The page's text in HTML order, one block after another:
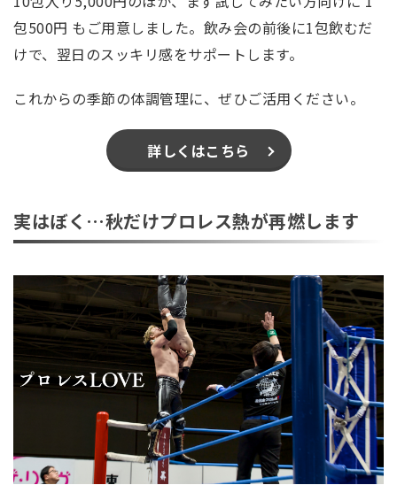
包500円 もご用意しました。飲み会の前後に1包飲むだ
けで、翌日のスッキリ感をサポートします。
これからの季節の体調管理に、ぜひご活用ください。
詳しくはこちら
実はぼく…秋だけプロレス熱が再燃します